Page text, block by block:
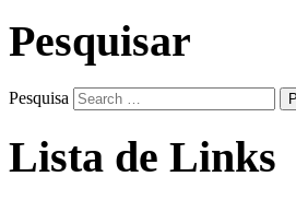
Pesquisar
Pesquisa
Lista de Links